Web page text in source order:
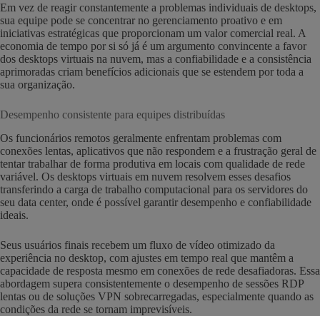
Em vez de reagir constantemente a problemas individuais de desktops,
sua equipe pode se concentrar no gerenciamento proativo e em
iniciativas estratégicas que proporcionam um valor comercial real. A
economia de tempo por si só já é um argumento convincente a favor
dos desktops virtuais na nuvem, mas a confiabilidade e a consistência
aprimoradas criam benefícios adicionais que se estendem por toda a
sua organização.
Desempenho consistente para equipes distribuídas
Os funcionários remotos geralmente enfrentam problemas com
conexões lentas, aplicativos que não respondem e a frustração geral de
tentar trabalhar de forma produtiva em locais com qualidade de rede
variável. Os desktops virtuais em nuvem resolvem esses desafios
transferindo a carga de trabalho computacional para os servidores do
seu data center, onde é possível garantir desempenho e confiabilidade
ideais.
Seus usuários finais recebem um fluxo de vídeo otimizado da
experiência no desktop, com ajustes em tempo real que mantêm a
capacidade de resposta mesmo em conexões de rede desafiadoras. Essa
abordagem supera consistentemente o desempenho de sessões RDP
lentas ou de soluções VPN sobrecarregadas, especialmente quando as
condições da rede se tornam imprevisíveis.